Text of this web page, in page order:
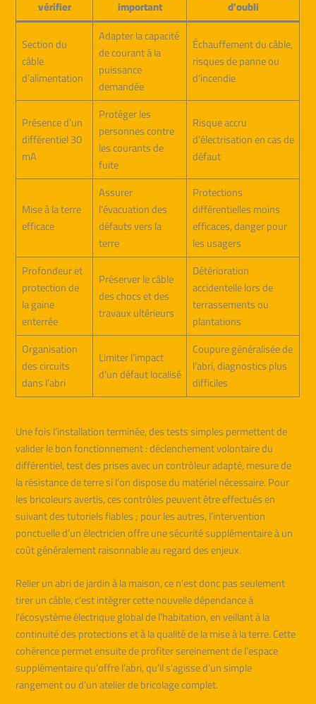
vérifier
important
d’oubli
Section du
câble
d’alimentation
Adapter la capacité
de courant à la
puissance
demandée
Échauffement du câble,
risques de panne ou
d’incendie
Présence d’un
différentiel 30
mA
Protéger les
personnes contre
les courants de
fuite
Risque accru
d’électrisation en cas de
défaut
Mise à la terre
efficace
Assurer
l’évacuation des
défauts vers la
terre
Protections
différentielles moins
efficaces, danger pour
les usagers
Profondeur et
protection de
la gaine
enterrée
Préserver le câble
des chocs et des
travaux ultérieurs
Détérioration
accidentelle lors de
terrassements ou
plantations
Organisation
des circuits
dans l’abri
Limiter l’impact
d’un défaut localisé
Coupure généralisée de
l’abri, diagnostics plus
difficiles
Une fois l’installation terminée, des tests simples permettent de
valider le bon fonctionnement : déclenchement volontaire du
différentiel, test des prises avec un contrôleur adapté, mesure de
la résistance de terre si l’on dispose du matériel nécessaire. Pour
les bricoleurs avertis, ces contrôles peuvent être effectués en
suivant des tutoriels fiables ; pour les autres, l’intervention
ponctuelle d’un électricien offre une sécurité supplémentaire à un
coût généralement raisonnable au regard des enjeux.
Relier un abri de jardin à la maison, ce n’est donc pas seulement
tirer un câble, c’est intégrer cette nouvelle dépendance à
l’écosystème électrique global de l’habitation, en veillant à la
continuité des protections et à la qualité de la mise à la terre. Cette
cohérence permet ensuite de profiter sereinement de l’espace
supplémentaire qu’offre l’abri, qu’il s’agisse d’un simple
rangement ou d’un atelier de bricolage complet.